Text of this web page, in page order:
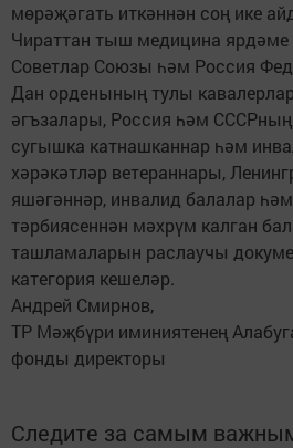
мөрәҗәгать иткәннән соң ике
Чираттан тыш медицина ярдәме
Советлар Союзы һәм Россия
Дан орденының тулы
әгъзалары, Россия һәм
сугышка катнашканнар һәм
хәрәкәтләр ветераннары,
яшәгәннәр, инвалид балалар
тәрбиясеннән мәхрүм калган
ташламаларын раслаучы
категория кешеләр.
Андрей Смирнов,
ТР Мәҗбүри иминиятенең
фонды директоры
Следите за самым